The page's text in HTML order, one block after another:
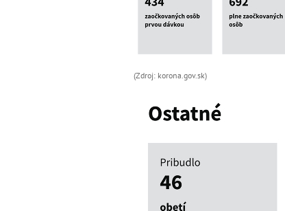
(Zdroj: korona.gov.sk)